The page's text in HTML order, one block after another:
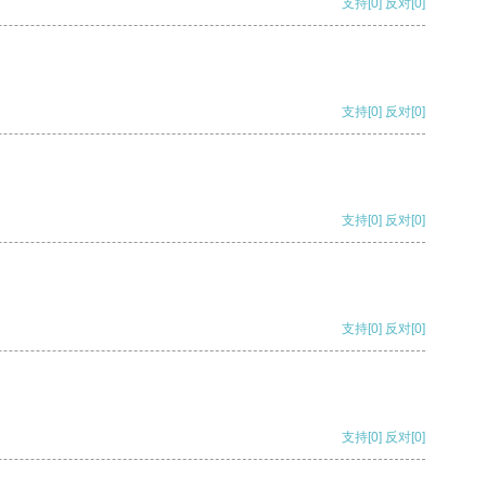
支持 [0] 反对 [0]
支持[0] 反对[0]
支持[0] 反对[0]
支持[0] 反对[0]
支持[0] 反对[0]